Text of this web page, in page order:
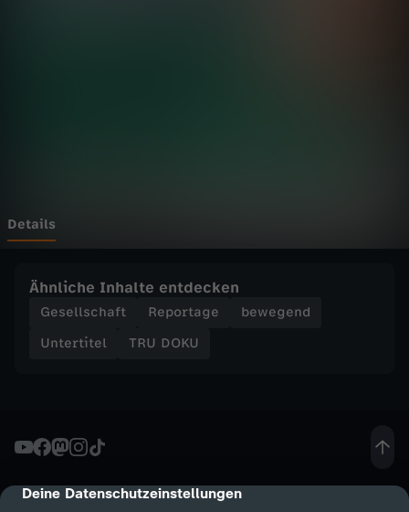
cmp-dialog-description
Deine Datenschutzeinstellungen
i
d
t
a
Details
Ähnliche Inhalte entdecken
Gesellschaft Reportage
bewegend
Untertitel
TRU DOKU